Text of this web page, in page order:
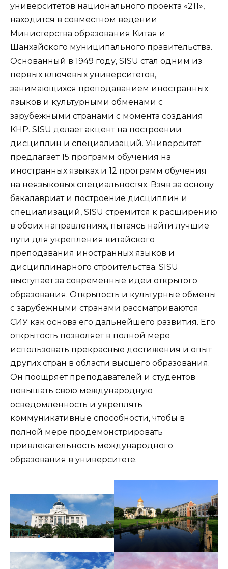
университетов национального проекта «211»,
находится в совместном ведении
Министерства образования Китая и
Шанхайского муниципального правительства.
Основанный в 1949 году, SISU стал одним из
первых ключевых университетов,
занимающихся преподаванием иностранных
языков и культурными обменами с
зарубежными странами с момента создания
КНР. SISU делает акцент на построении
дисциплин и специализаций. Университет
предлагает 15 программ обучения на
иностранных языках и 12 программ обучения
на неязыковых специальностях. Взяв за основу
бакалавриат и построение дисциплин и
специализаций, SISU стремится к расширению
в обоих направлениях, пытаясь найти лучшие
пути для укрепления китайского
преподавания иностранных языков и
дисциплинарного строительства. SISU
выступает за современные идеи открытого
образования. Открытость и культурные обмены
с зарубежными странами рассматриваются
СИУ как основа его дальнейшего развития. Его
открытость позволяет в полной мере
использовать прекрасные достижения и опыт
других стран в области высшего образования.
Он поощряет преподавателей и студентов
повышать свою международную
осведомленность и укреплять
коммуникативные способности, чтобы в
полной мере продемонстрировать
привлекательность международного
образования в университете.